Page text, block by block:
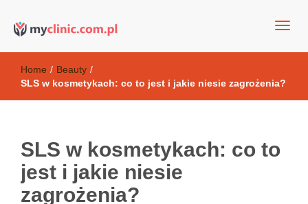
Kosmetyki antyoksydacyjne
Home / Beauty /
SLS w kosmetykach: co to jest i jakie niesie zagrożenia?
SLS w kosmetykach: co to
jest i jakie niesie
zagrożenia?